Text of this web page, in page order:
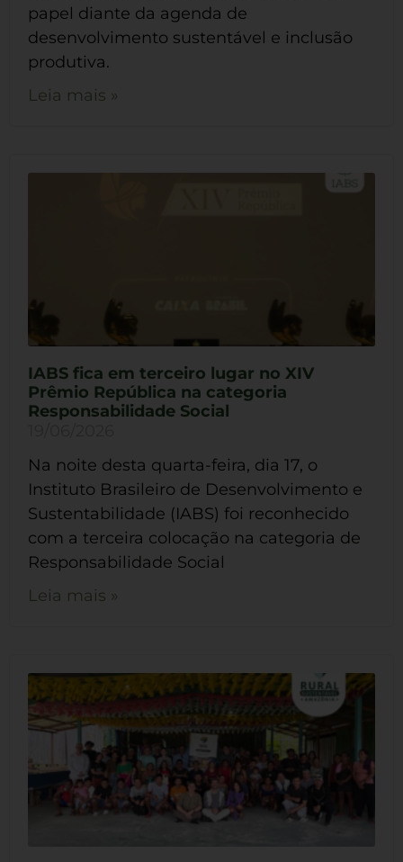
papel diante da agenda de
desenvolvimento sustentável e inclusão
produtiva.
Leia mais »
IABS fica em terceiro lugar no XIV
Prêmio República na categoria
Responsabilidade Social
Na noite desta quarta-feira, dia 17, o
Instituto Brasileiro de Desenvolvimento e
Sustentabilidade (IABS) foi reconhecido
com a terceira colocação na categoria de
Responsabilidade Social
Leia mais »